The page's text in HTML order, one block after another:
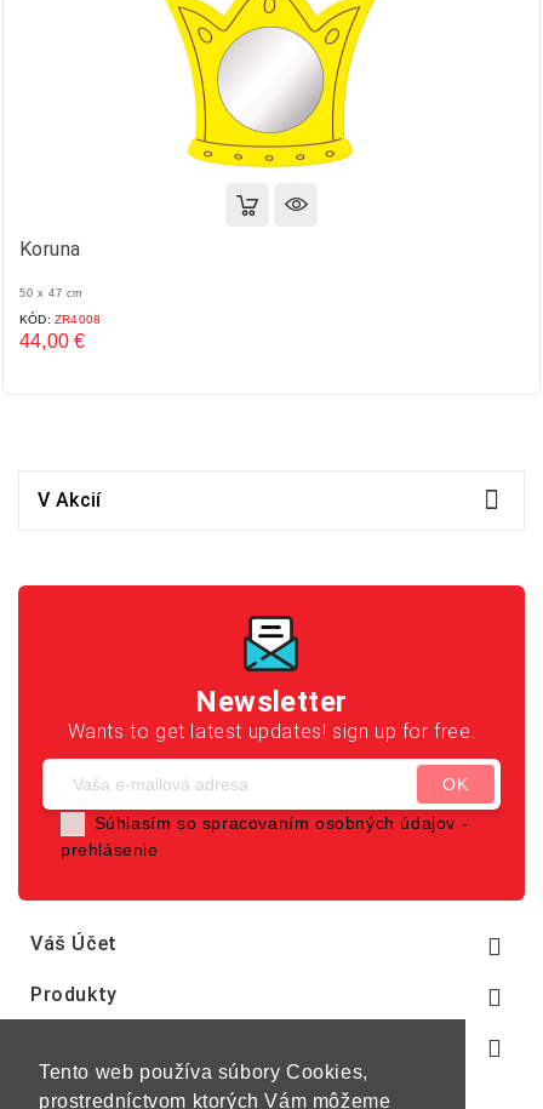
Tento web používa súbory Cookies,
prostredníctvom ktorých Vám môžeme
Koruna
50 x 47 cm
KÓD: ZR4008
44,00 €
V Akcií 
Newsletter
Wants to get latest updates! sign up for free.
Súhlasím so spracovaním osobných údajov -
prehlásenie
Váš Účet 
Produkty 
